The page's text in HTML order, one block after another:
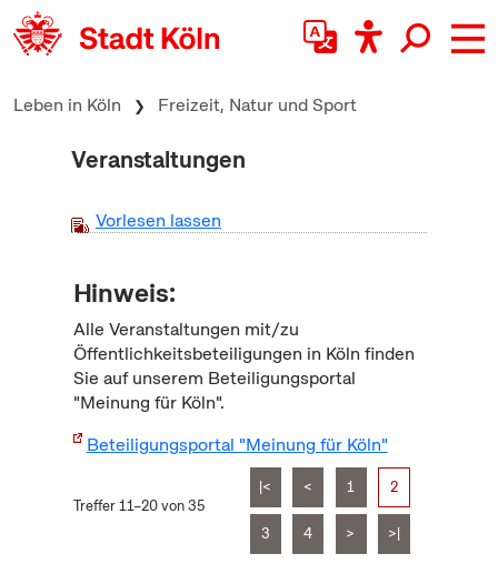
zum Inhalt springen
Leben in Köln Freizeit, Natur und Sport
Veranstaltungen
Vorlesen lassen
Hinweis:
Alle Veranstaltungen mit/zu
Öffentlichkeitsbeteiligungen in Köln finden
Sie auf unserem Beteiligungsportal
"Meinung für Köln".
Beteiligungsportal "Meinung für Köln"
Treffer 11–20 von 35
|< < 1 2
3 4 > >|